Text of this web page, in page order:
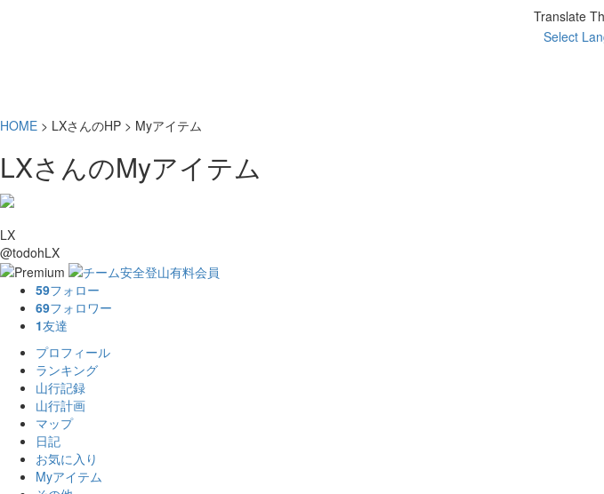
Translate
Select
HOME > LXさんのHP > Myアイテム
LXさんのMyアイテム
LX
@todohLX
59フォロー
69フォロワー
1友達
プロフィール
ランキング
山行記録
山行計画
マップ
日記
お気に入り
Myアイテム